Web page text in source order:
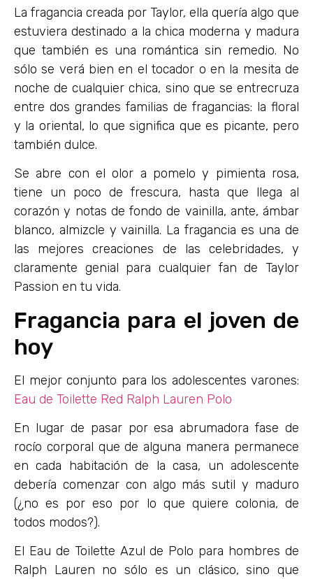
La fragancia creada por Taylor, ella quería algo que
estuviera destinado a la chica moderna y madura
que también es una romántica sin remedio. No
sólo se verá bien en el tocador o en la mesita de
noche de cualquier chica, sino que se entrecruza
entre dos grandes familias de fragancias: la floral
y la oriental, lo que significa que es picante, pero
también dulce.
Se abre con el olor a pomelo y pimienta rosa,
tiene un poco de frescura, hasta que llega al
corazón y notas de fondo de vainilla, ante, ámbar
blanco, almizcle y vainilla. La fragancia es una de
las mejores creaciones de las celebridades, y
claramente genial para cualquier fan de Taylor
Passion en tu vida.
Fragancia para el joven de
hoy
El mejor conjunto para los adolescentes varones:
Eau de Toilette Red Ralph Lauren Polo
En lugar de pasar por esa abrumadora fase de
rocío corporal que de alguna manera permanece
en cada habitación de la casa, un adolescente
debería comenzar con algo más sutil y maduro
(¿no es por eso por lo que quiere colonia, de
todos modos?).
El Eau de Toilette Azul de Polo para hombres de
Ralph Lauren no sólo es un clásico, sino que